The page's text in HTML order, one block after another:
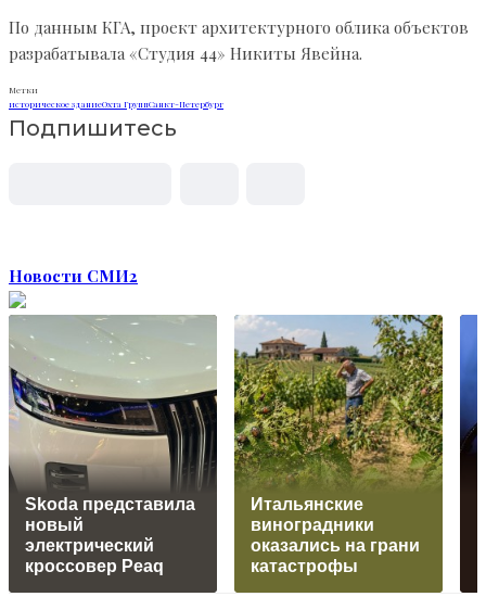
По данным КГА, проект архитектурного облика объектов
разрабатывала «Студия 44» Никиты Явейна.
Метки
историческое зданиеОхта ГруппСанкт-Петербург
Подпишитесь
Новости СМИ2
Skoda представила
новый
электрический
кроссовер Peaq
Итальянские
виноградники
оказались на грани
катастрофы